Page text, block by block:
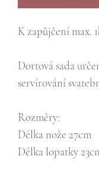
K zapůjčení max.
Dortová sada
servírování
Rozměry:
Délka nože 27cm
Délka lopatky